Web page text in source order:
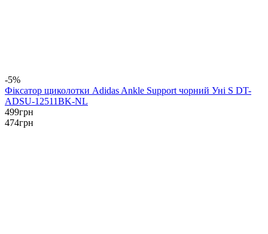
-5%
Фіксатор щиколотки Adidas Ankle Support чорний Уні S DT-
ADSU-12511BK-NL
499грн
474грн